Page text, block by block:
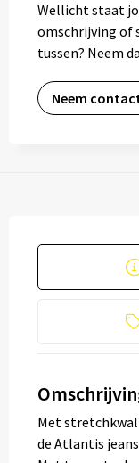
Wellicht staat
omschrijving of
tussen? Neem
Neem
Met
de Atlantis